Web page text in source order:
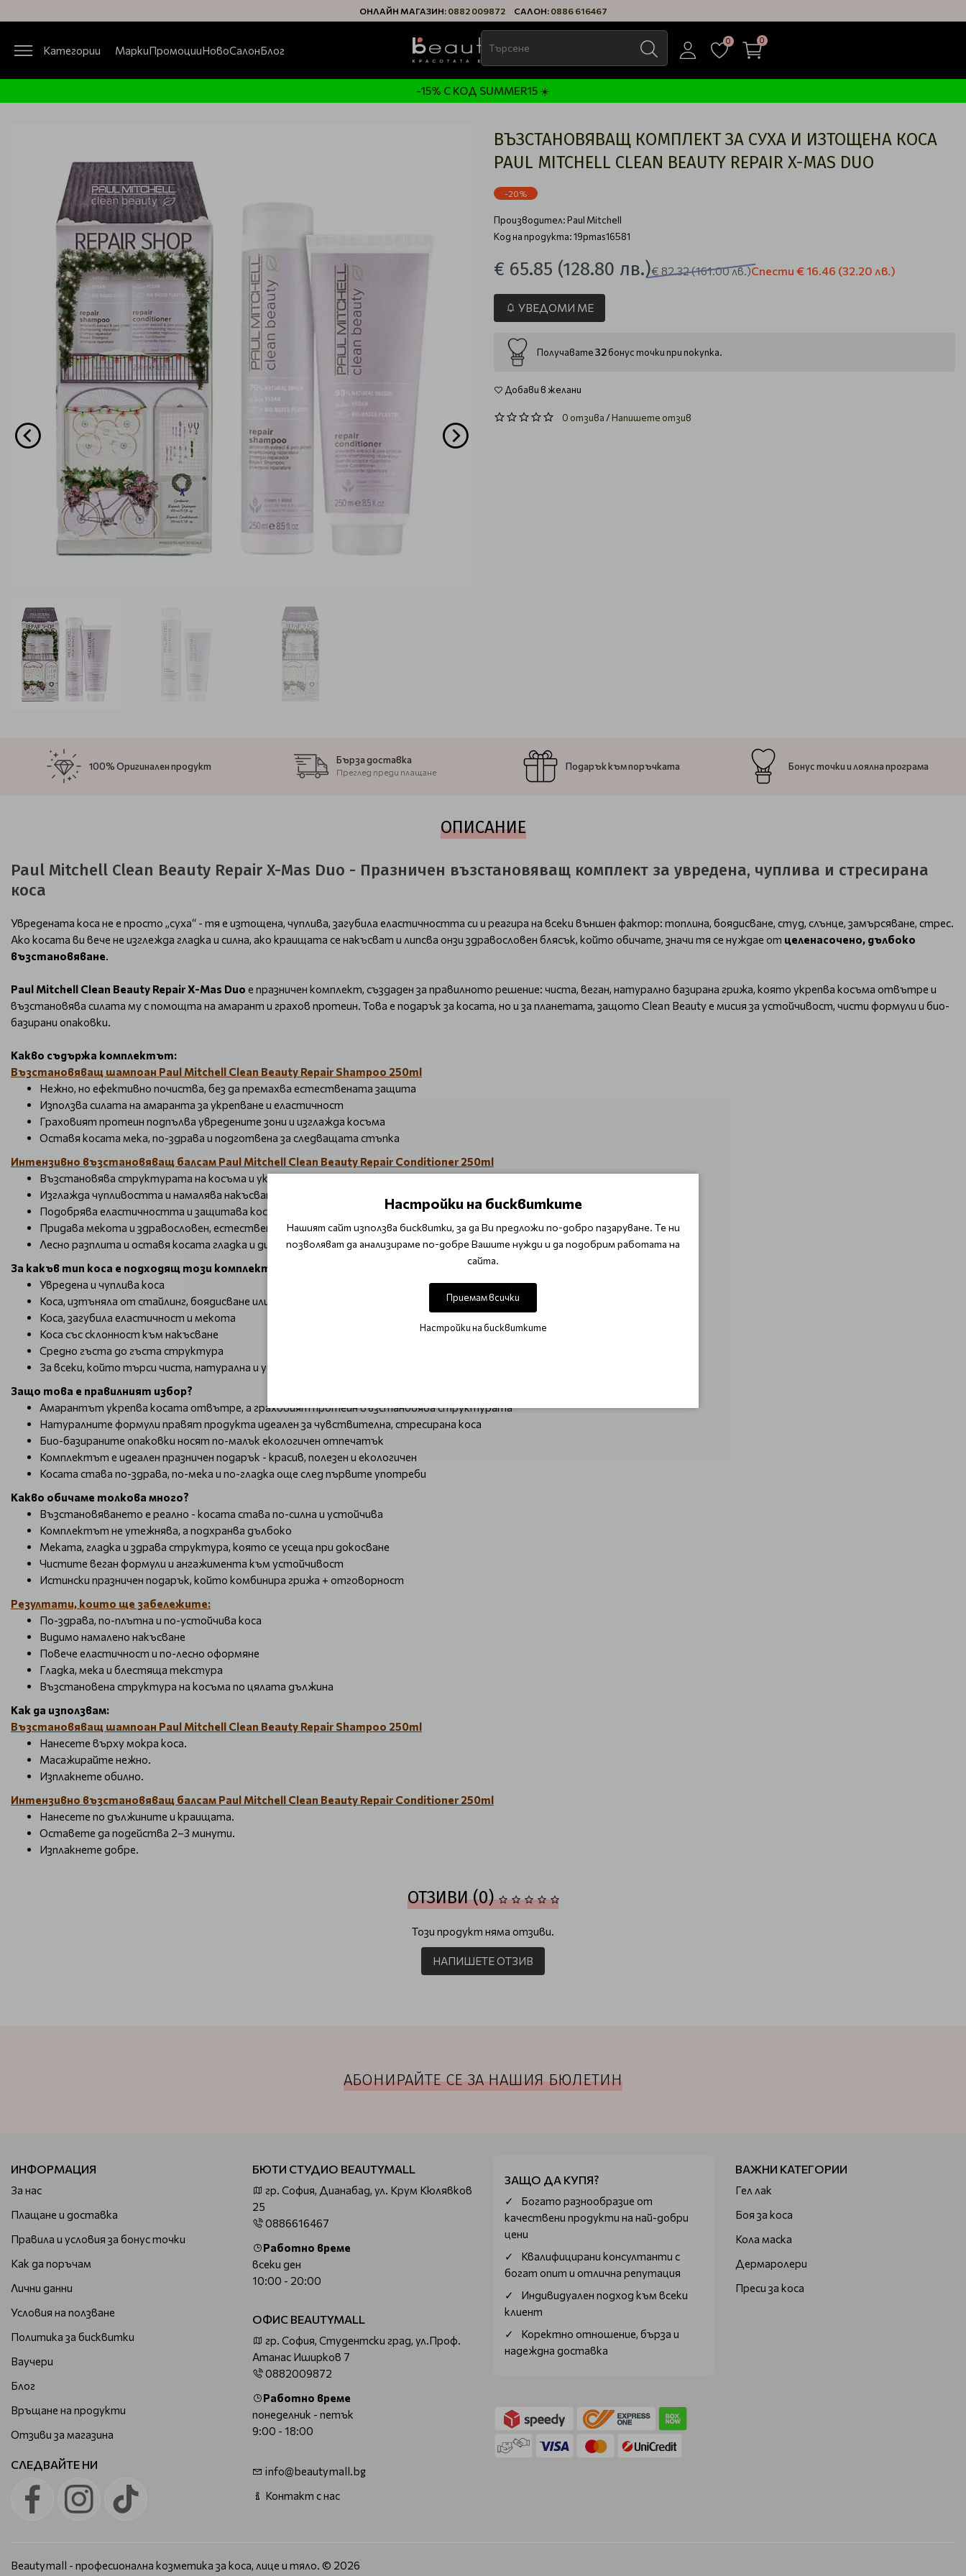
ОНЛАЙН МАГАЗИН: 0882 009872 САЛОН: 0886 616467
Категории МаркиПромоцииНовоСалонБлог
0 0
-15% С КОД SUMMER15 ☀️
ВЪЗСТАНОВЯВАЩ КОМПЛЕКТ ЗА СУХА И ИЗТОЩЕНА КОСА
PAUL MITCHELL CLEAN BEAUTY REPAIR X-MAS DUO
-20%
Производител:Paul Mitchell
Код на продукта: 19pmas16581
€ 65.85 (128.80 лв.)€ 82.32(161.00 лв.)Спести € 16.46 (32.20 лв.)
УВЕДОМИ МЕ
Получавате32бонус точки при покупка.
Добави в желани
0 отзива/Напишете отзив
100% Оригинален продукт
Бърза доставка
Преглед преди плащане
Подарък към поръчката Бонус точки и лоялна програма
ОПИСАНИЕ
Paul Mitchell Clean Beauty Repair X-Mas Duo - Празничен възстановяващ комплект за увредена, чуплива и стресирана
коса
Увредената коса не е просто „суха“ - тя е изтощена, чуплива, загубила еластичността си и реагира на всеки външен фактор: топлина, боядисване, студ, слънце, замърсяване, стрес.
Ако косата ви вече не изглежда гладка и силна, ако краищата се накъсват и липсва онзи здравословен блясък, който обичате, значи тя се нуждае от целенасочено, дълбоко
възстановяване.
Paul Mitchell Clean Beauty Repair X-Mas Duo е празничен комплект, създаден за правилното решение: чиста, веган, натурално базирана грижа, която укрепва косъма отвътре и
възстановява силата му с помощта на амарант и грахов протеин. Това е подарък за косата, но и за планетата, защото Clean Beauty е мисия за устойчивост, чисти формули и био-
базирани опаковки.
Какво съдържа комплектът:
Възстановяващ шампоан Paul Mitchell Clean Beauty Repair Shampoo 250ml
Нежно, но ефективно почиства, без да премахва естествената защита
Използва силата на амаранта за укрепване и еластичност
Граховият протеин подпълва увредените зони и изглажда косъма
Оставя косата мека, по-здрава и подготвена за следващата стъпка
Интензивно възстановяващ балсам Paul Mitchell Clean Beauty Repair Conditioner 250ml
Възстановява структурата на косъма и укрепва влакната
Изглажда чупливостта и намалява накъсването
Подобрява еластичността и защитава косата от бъдещи увреждания
Придава мекота и здравословен, естествен блясък
Лесно разплита и оставя косата гладка и дисциплинирана
За какъв тип коса е подходящ този комплект?
Увредена и чуплива коса
Коса, изтъняла от стайлинг, боядисване или изсветляване
Коса, загубила еластичност и мекота
Коса със склонност към накъсване
Средно гъста до гъста структура
За всеки, който търси чиста, натурална и устойчивa формула
Защо това е правилният избор?
Амарантът укрепва косата отвътре, а граховият протеин възстановява структурата
Натуралните формули правят продукта идеален за чувствителна, стресирана коса
Био-базираните опаковки носят по-малък екологичен отпечатък
Комплектът е идеален празничен подарък - красив, полезен и екологичен
Косата става по-здрава, по-мека и по-гладка още след първите употреби
Какво обичаме толкова много?
Възстановяването е реално - косата става по-силна и устойчива
Комплектът не утежнява, а подхранва дълбоко
Меката, гладка и здрава структура, която се усеща при докосване
Чистите веган формули и ангажимента към устойчивост
Истински празничен подарък, който комбинира грижа + отговорност
Резултати, които ще забележите:
По-здрава, по-плътна и по-устойчива коса
Видимо намалено накъсване
Повече еластичност и по-лесно оформяне
Гладка, мека и блестяща текстура
Възстановена структура на косъма по цялата дължина
Как да използвам:
Възстановяващ шампоан Paul Mitchell Clean Beauty Repair Shampoo 250ml
Нанесете върху мокра коса.
Масажирайте нежно.
Изплакнете обилно.
Интензивно възстановяващ балсам Paul Mitchell Clean Beauty Repair Conditioner 250ml
Нанесете по дължините и краищата.
Оставете да подейства 2–3 минути.
Изплакнете добре.
ОТЗИВИ (0)
Този продукт няма отзиви.
НАПИШЕТЕ ОТЗИВ
АБОНИРАЙТЕ СЕ ЗА НАШИЯ БЮЛЕТИН
ИНФОРМАЦИЯ
За нас
Плащане и доставка
Правила и условия за бонус точки
Как да поръчам
Лични данни
Условия на ползване
Политика за бисквитки
Ваучери
Блог
Връщане на продукти
Отзиви за магазина
СЛЕДВАЙТЕ НИ
БЮТИ СТУДИО BEAUTYMALL
гр. София, Дианабад, ул. Крум Кюлявков
25
0886616467
Работно време
всеки ден
10:00 - 20:00
ОФИС BEAUTYMALL
гр. София, Студентски град, ул.Проф.
Атанас Иширков 7
0882009872
Работно време
понеделник - петък
9:00 - 18:00
info@beautymall.bg
Контакт с нас
ЗАЩО ДА КУПЯ?
Богатo разнообразие от
качествени продукти на най-добри
цени
Квалифицирани консултанти с
богат опит и отлична репутация
Индивидуален подход към всеки
клиент
Коректно отношение, бърза и
надеждна доставка
ВАЖНИ КАТЕГОРИИ
Гел лак
Боя за коса
Кола маска
Дермаролери
Преси за коса
Beautymall - професионална козметика за коса, лице и тяло. © 2026
Настройки на бисквитките
Нашият сайт използва бисквитки, за да Ви предложи по-добро пазаруване. Те ни
позволяват да анализираме по-добре Вашите нужди и да подобрим работата на
сайта.
Приемам всички
Настройки на бисквитките